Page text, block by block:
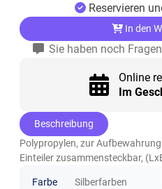
Reservieren
In den
Sie haben noch
Online
Im
Beschreibung
Polypropylen, zur
Einteiler zusammensteckbar,
Farbe Silberfarben